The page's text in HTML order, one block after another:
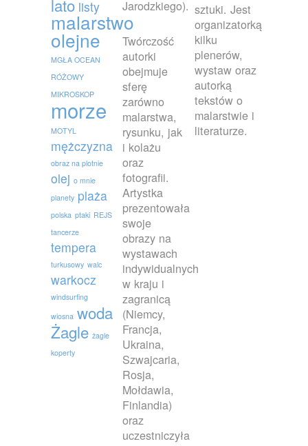
lato listy
malarstwo
olejne
MGŁA OCEAN
RÓŻOWY
MIKROSKOP
morze
MOTYL
mężczyzna
obraz na plotnie
olej o mnie
planety plaża
polska ptaki REJS
tancerze
tempera
turkusowy walc
warkocz
windsurfing
wiosna woda
Żagle żagle
koperty
Jarodzkiego).
Twórczość
autorki
obejmuje
sferę
zarówno
malarstwa,
rysunku, jak
i kolażu
oraz
fotografii.
Artystka
prezentowała
swoje
obrazy na
wystawach
indywidualnych
w kraju i
zagranicą
(Niemcy,
Francja,
Ukraina,
Szwajcaria,
Rosja,
Mołdawia,
Finlandia)
oraz
uczestniczyła
sztuki. Jest
organizatorką
kilku
plenerów,
wystaw oraz
autorką
tekstów o
malarstwie i
literaturze.